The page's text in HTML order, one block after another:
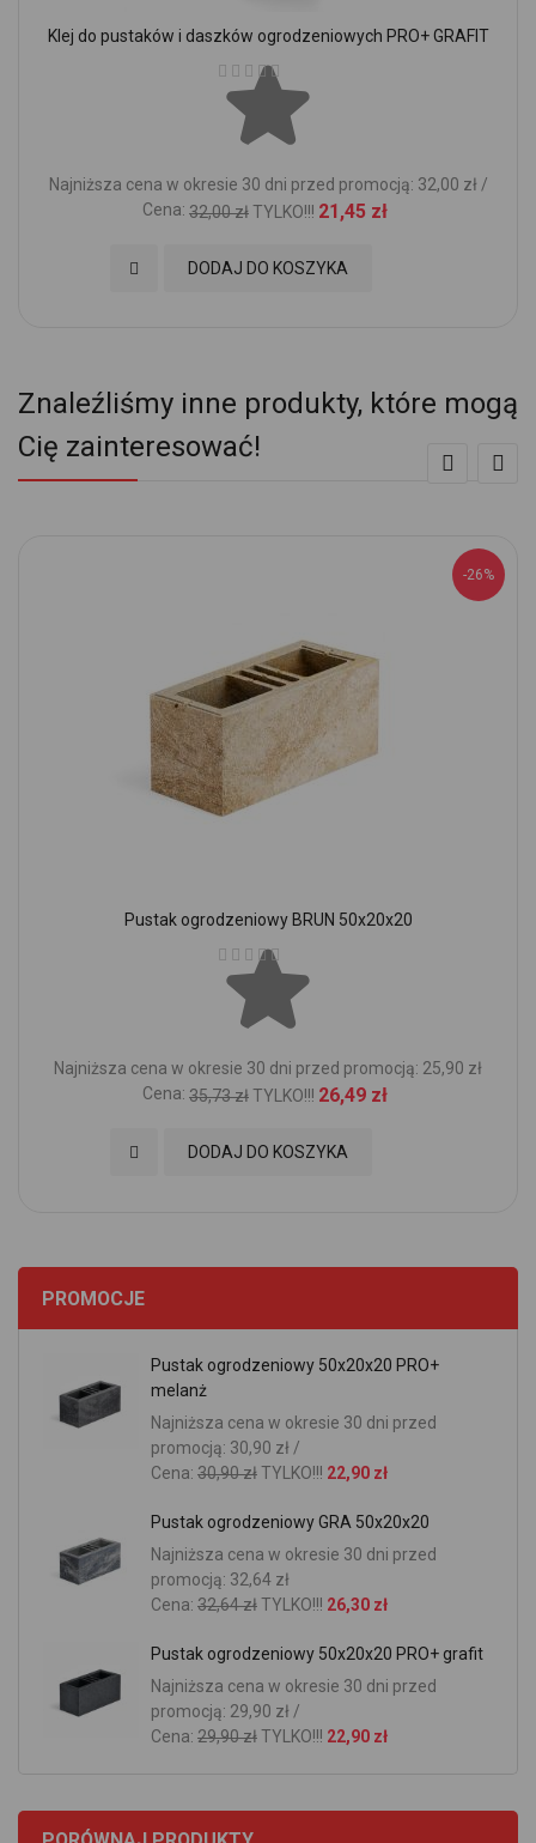
Klej do pustaków i daszków ogrodzeniowych PRO+ GRAFIT
Ocena:
Najniższa cena w okresie 30 dni przed promocją: 32,00 zł /
Cena: 32,00 złTYLKO!!! 21,45 zł
DODAJ DO KOSZYKA
Dodaj do Ulubionych
Znaleźliśmy inne produkty, które mogą
Cię zainteresować!
-26%
Pustak ogrodzeniowy BRUN 50x20x20
Ocena:
Najniższa cena w okresie 30 dni przed promocją: 25,90 zł
Cena: 35,73 złTYLKO!!! 26,49 zł
DODAJ DO KOSZYKA
Dodaj do Ulubionych
PROMOCJE
Pustak ogrodzeniowy 50x20x20 PRO+
melanż
Najniższa cena w okresie 30 dni przed
promocją: 30,90 zł /
Cena: 30,90 złTYLKO!!! 22,90 zł
Pustak ogrodzeniowy GRA 50x20x20
Najniższa cena w okresie 30 dni przed
promocją: 32,64 zł
Cena: 32,64 złTYLKO!!! 26,30 zł
Pustak ogrodzeniowy 50x20x20 PRO+ grafit
Najniższa cena w okresie 30 dni przed
promocją: 29,90 zł /
Cena: 29,90 złTYLKO!!! 22,90 zł